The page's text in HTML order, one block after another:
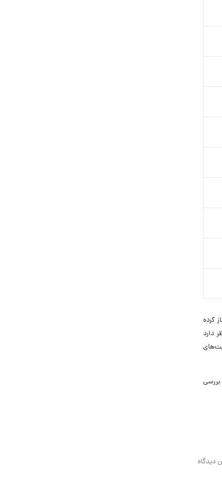
برتر تولید و عرضه پوشاک در سراسر کشور است. مجموعه ایرانیان فعالیت خود را از سال ۱۳۹۳ آغاز کرده
در نظر دارد
دیدگاه